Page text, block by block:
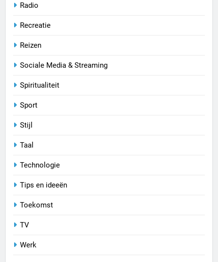
Radio
Recreatie
Reizen
Sociale Media & Streaming
Spiritualiteit
Sport
Stijl
Taal
Technologie
Tips en ideeën
Toekomst
TV
Werk